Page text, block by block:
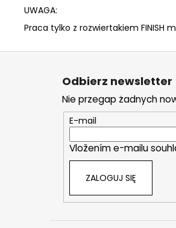
UWAGA:
Praca tylko z rozwiertakiem FINISH
Odbierz newsletter
Nie przegap żadnych
E-mail
Vložením e-mailu
ZALOGUJ SIĘ